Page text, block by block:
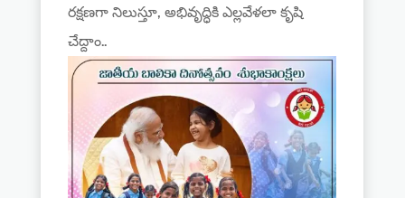
రక్షణగా నిలుస్తూ, అభివృద్ధికి ఎల్లవేళలా కృషి
చేద్దాం..